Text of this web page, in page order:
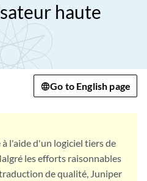
haute
Go to English page
l'aide d'un logiciel tiers de
les efforts raisonnables
de qualité, Juniper